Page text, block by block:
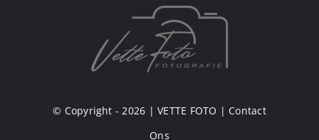
© Copyright - 2026 |VETTE FOTO | Contact
Ons